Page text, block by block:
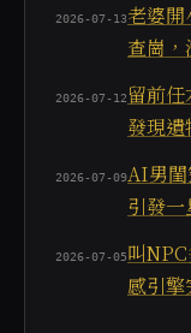
2026-07-13老婆
查崗
2026-07-12 留前
發現
2026-07-09AI男閨
引發
2026-07-05叫
感引擎